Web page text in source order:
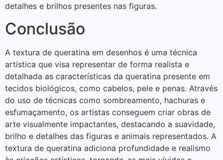
detalhes e brilhos presentes nas figuras.
Conclusão
A textura de queratina em desenhos é uma técnica
artística que visa representar de forma realista e
detalhada as características da queratina presente em
tecidos biológicos, como cabelos, pele e penas. Através
do uso de técnicas como sombreamento, hachuras e
esfumaçamento, os artistas conseguem criar obras de
arte visualmente impactantes, destacando a suavidade,
brilho e detalhes das figuras e animais representados. A
textura de queratina adiciona profundidade e realismo